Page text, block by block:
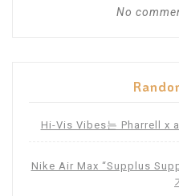
No
Hi-Vis Vibes는 Pharrell x
Nike Air Max “Supplus